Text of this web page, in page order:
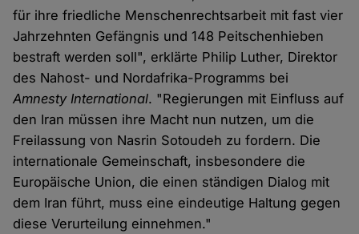
für ihre friedliche Menschenrechtsarbeit mit fast vier
Jahrzehnten Gefängnis und 148 Peitschenhieben
bestraft werden soll", erklärte Philip Luther, Direktor
des Nahost- und Nordafrika-Programms bei
Amnesty International. "Regierungen mit Einfluss auf
den Iran müssen ihre Macht nun nutzen, um die
Freilassung von Nasrin Sotoudeh zu fordern. Die
internationale Gemeinschaft, insbesondere die
Europäische Union, die einen ständigen Dialog mit
dem Iran führt, muss eine eindeutige Haltung gegen
diese Verurteilung einnehmen."